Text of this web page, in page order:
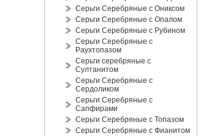
Серьги Серебряные с Ониксом
Серьги Серебряные с Опалом
Серьги Серебряные с Рубином
Серьги Серебряные с
Раухтопазом
Серьги серебряные с
Султанитом
Серьги Серебряные с
Сердоликом
Серьги Серебряные с
Сапфирами
Серьги Серебряные с Топазом
Серьги Серебряные с Фианитом